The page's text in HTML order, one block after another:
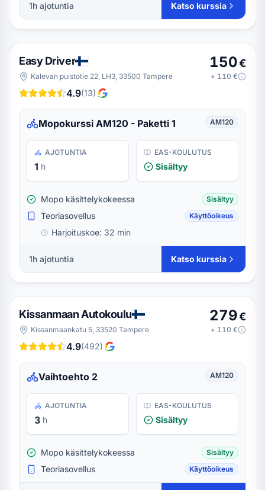
1h ajotuntia Katso kurssia
Easy Driver
Kalevan puistotie 22, LH3, 33500 Tampere
4.9(13)
150€
+ 110 €
Mopokurssi AM120 - Paketti 1 AM120
AJOTUNTIA
1 h
EAS-KOULUTUS
Sisältyy
Mopo käsittelykokeessa Sisältyy
Teoriasovellus Käyttöoikeus
Harjoituskoe: 32 min
1h ajotuntia Katso kurssia
Kissanmaan Autokoulu
Kissanmaankatu 5, 33520 Tampere
4.9(492)
279€
+ 110 €
Vaihtoehto 2 AM120
AJOTUNTIA
3 h
EAS-KOULUTUS
Sisältyy
Mopo käsittelykokeessa Sisältyy
Teoriasovellus Käyttöoikeus